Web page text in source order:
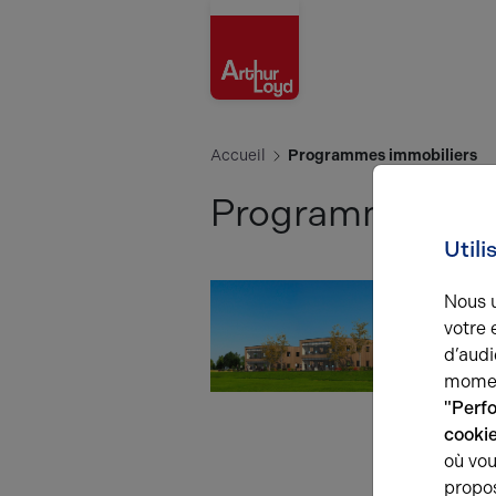
Accueil Programmes immobiliers
Programme
Nous
votre
où